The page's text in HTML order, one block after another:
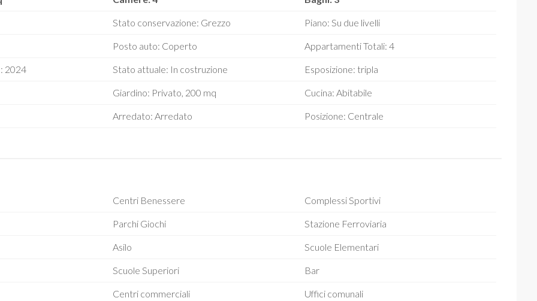
Stato conservazione: Grezzo Piano: Su due livelli
Posto auto: Coperto Appartamenti Totali: 4
2024 Stato attuale: In costruzione Esposizione: tripla
Giardino: Privato, 200 mq Cucina: Abitabile
Arredato: Arredato Posizione: Centrale
Centri Benessere Complessi Sportivi
Parchi Giochi Stazione Ferroviaria
Asilo Scuole Elementari
Scuole Superiori Bar
Centri commerciali Uffici comunali